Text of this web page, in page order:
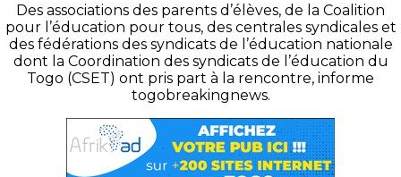
Des associations des parents d’élèves, de la Coalition
pour l’éducation pour tous, des centrales syndicales et
des fédérations des syndicats de l’éducation nationale
dont la Coordination des syndicats de l’éducation du
Togo (CSET) ont pris part à la rencontre, informe
togobreakingnews.